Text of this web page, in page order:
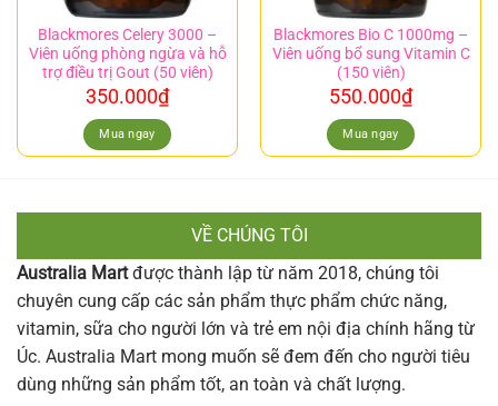
Blackmores Celery 3000 –
Viên uống phòng ngừa và hỗ
trợ điều trị Gout (50 viên)
350.000₫
Mua ngay
Blackmores Bio C 1000mg –
Viên uống bổ sung Vitamin C
(150 viên)
550.000₫
Mua ngay
VỀ CHÚNG TÔI
Australia Martđược thành lập từ năm 2018, chúng tôi
chuyên cung cấp các sản phẩm thực phẩm chức năng,
vitamin, sữa cho người lớn và trẻ em nội địa chính hãng từ
Úc. Australia Mart mong muốn sẽ đem đến cho người tiêu
dùng những sản phẩm tốt, an toàn và chất lượng.